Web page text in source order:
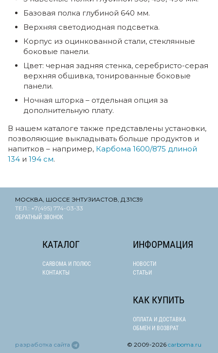
Базовая полка глубиной 640 мм.
Верхняя светодиодная подсветка.
Корпус из оцинкованной стали, стеклянные
боковые панели.
Цвет: черная задняя стенка, серебристо-серая
верхняя обшивка, тонированные боковые
панели.
Ночная шторка – отдельная опция за
дополнительную плату.
В нашем каталоге также представлены установки,
позволяющие выкладывать больше продуктов и
напитков – например, Карбома 1600/875 длиной
134 и 194 см.
МОСКВА, ШОССЕ ЭНТУЗИАСТОВ, Д.31С39
ТЕЛ.: +7(495) 774-03-33
ОБРАТНЫЙ ЗВОНОК
КАТАЛОГ
CARBOMA И ПОЛЮС
КОНТАКТЫ
ИНФОРМАЦИЯ
НОВОСТИ
СТАТЬИ
КАК КУПИТЬ
ОПЛАТА И ДОСТАВКА
ОБМЕН И ВОЗВРАТ
разработка сайта © 2009-2026 carboma.ru